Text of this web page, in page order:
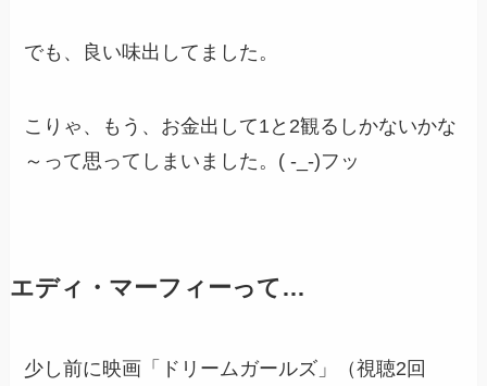
でも、良い味出してました。
こりゃ、もう、お金出して1と2観るしかないかな
～って思ってしまいました。( -_-)フッ
エディ・マーフィーって…
少し前に映画「ドリームガールズ」（視聴2回